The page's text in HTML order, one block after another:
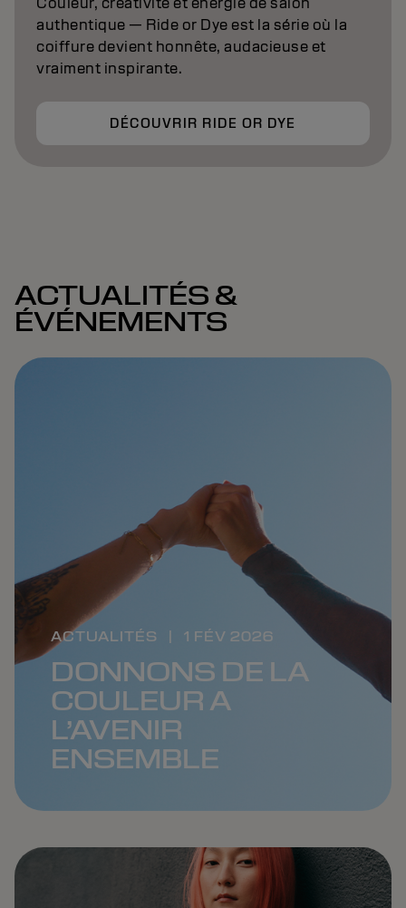
authentique — Ride or Dye est la série où la
coiffure devient honnête, audacieuse et
vraiment inspirante.
DÉCOUVRIR RIDE OR DYE
ACTUALITÉS &
ÉVÉNEMENTS
ACTUALITÉS 1 FÉV 2026
DONNONS DE LA
COULEUR A
L’AVENIR
ENSEMBLE